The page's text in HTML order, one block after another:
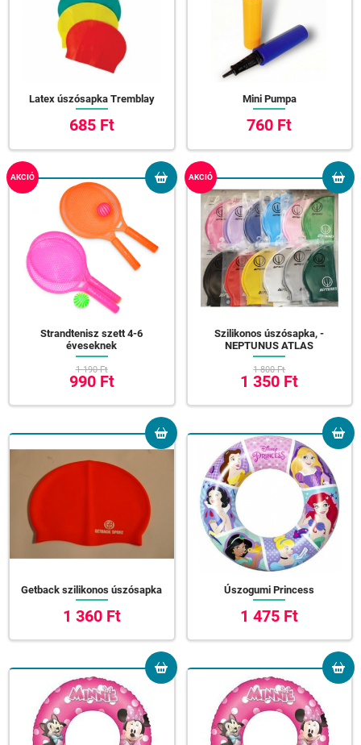
Latex úszósapka Tremblay
685 Ft
Mini Pumpa
760 Ft
AKCIÓ
Strandtenisz szett 4-6
éveseknek
1 190 Ft
990 Ft
AKCIÓ
Szilikonos úszósapka, -
NEPTUNUS ATLAS
1 800 Ft
1 350 Ft
Getback szilikonos úszósapka
1 360 Ft
Úszogumi Princess
1 475 Ft